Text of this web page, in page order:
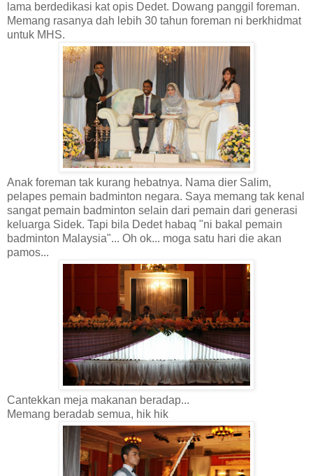
lama berdedikasi kat opis Dedet. Dowang panggil foreman.
Memang rasanya dah lebih 30 tahun foreman ni berkhidmat
untuk MHS.
Anak foreman tak kurang hebatnya. Nama dier Salim,
pelapes pemain badminton negara. Saya memang tak kenal
sangat pemain badminton selain dari pemain dari generasi
keluarga Sidek. Tapi bila Dedet habaq "ni bakal pemain
badminton Malaysia"... Oh ok... moga satu hari die akan
pamos...
Cantekkan meja makanan beradap...
Memang beradab semua, hik hik